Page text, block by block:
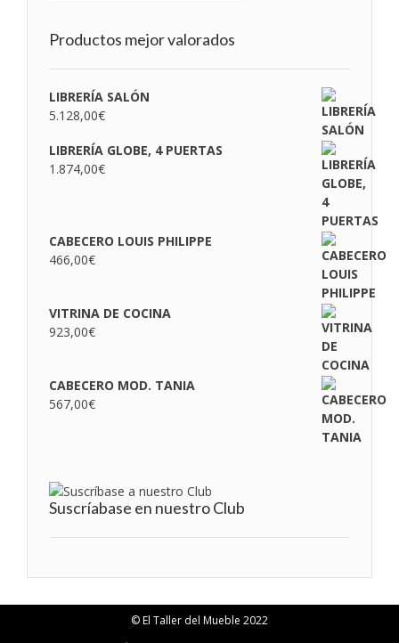
Productos mejor valorados
LIBRERÍA SALÓN
5.128,00€
LIBRERÍA GLOBE, 4 PUERTAS
1.874,00€
CABECERO LOUIS PHILIPPE
466,00€
VITRINA DE COCINA
923,00€
CABECERO MOD. TANIA
567,00€
Suscríabase en nuestro Club
© El Taller del Mueble 2022